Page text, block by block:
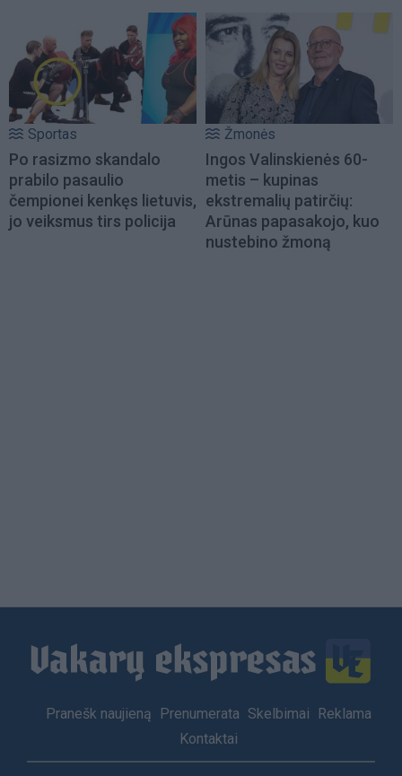
Sportas
Po rasizmo skandalo
prabilo pasaulio
čempionei kenkęs lietuvis,
jo veiksmus tirs policija
Žmonės
Ingos Valinskienės 60-
metis – kupinas
ekstremalių patirčių:
Arūnas papasakojo, kuo
nustebino žmoną
Footer
Pranešk naujieną Prenumerata Skelbimai
Reklama
Kontaktai